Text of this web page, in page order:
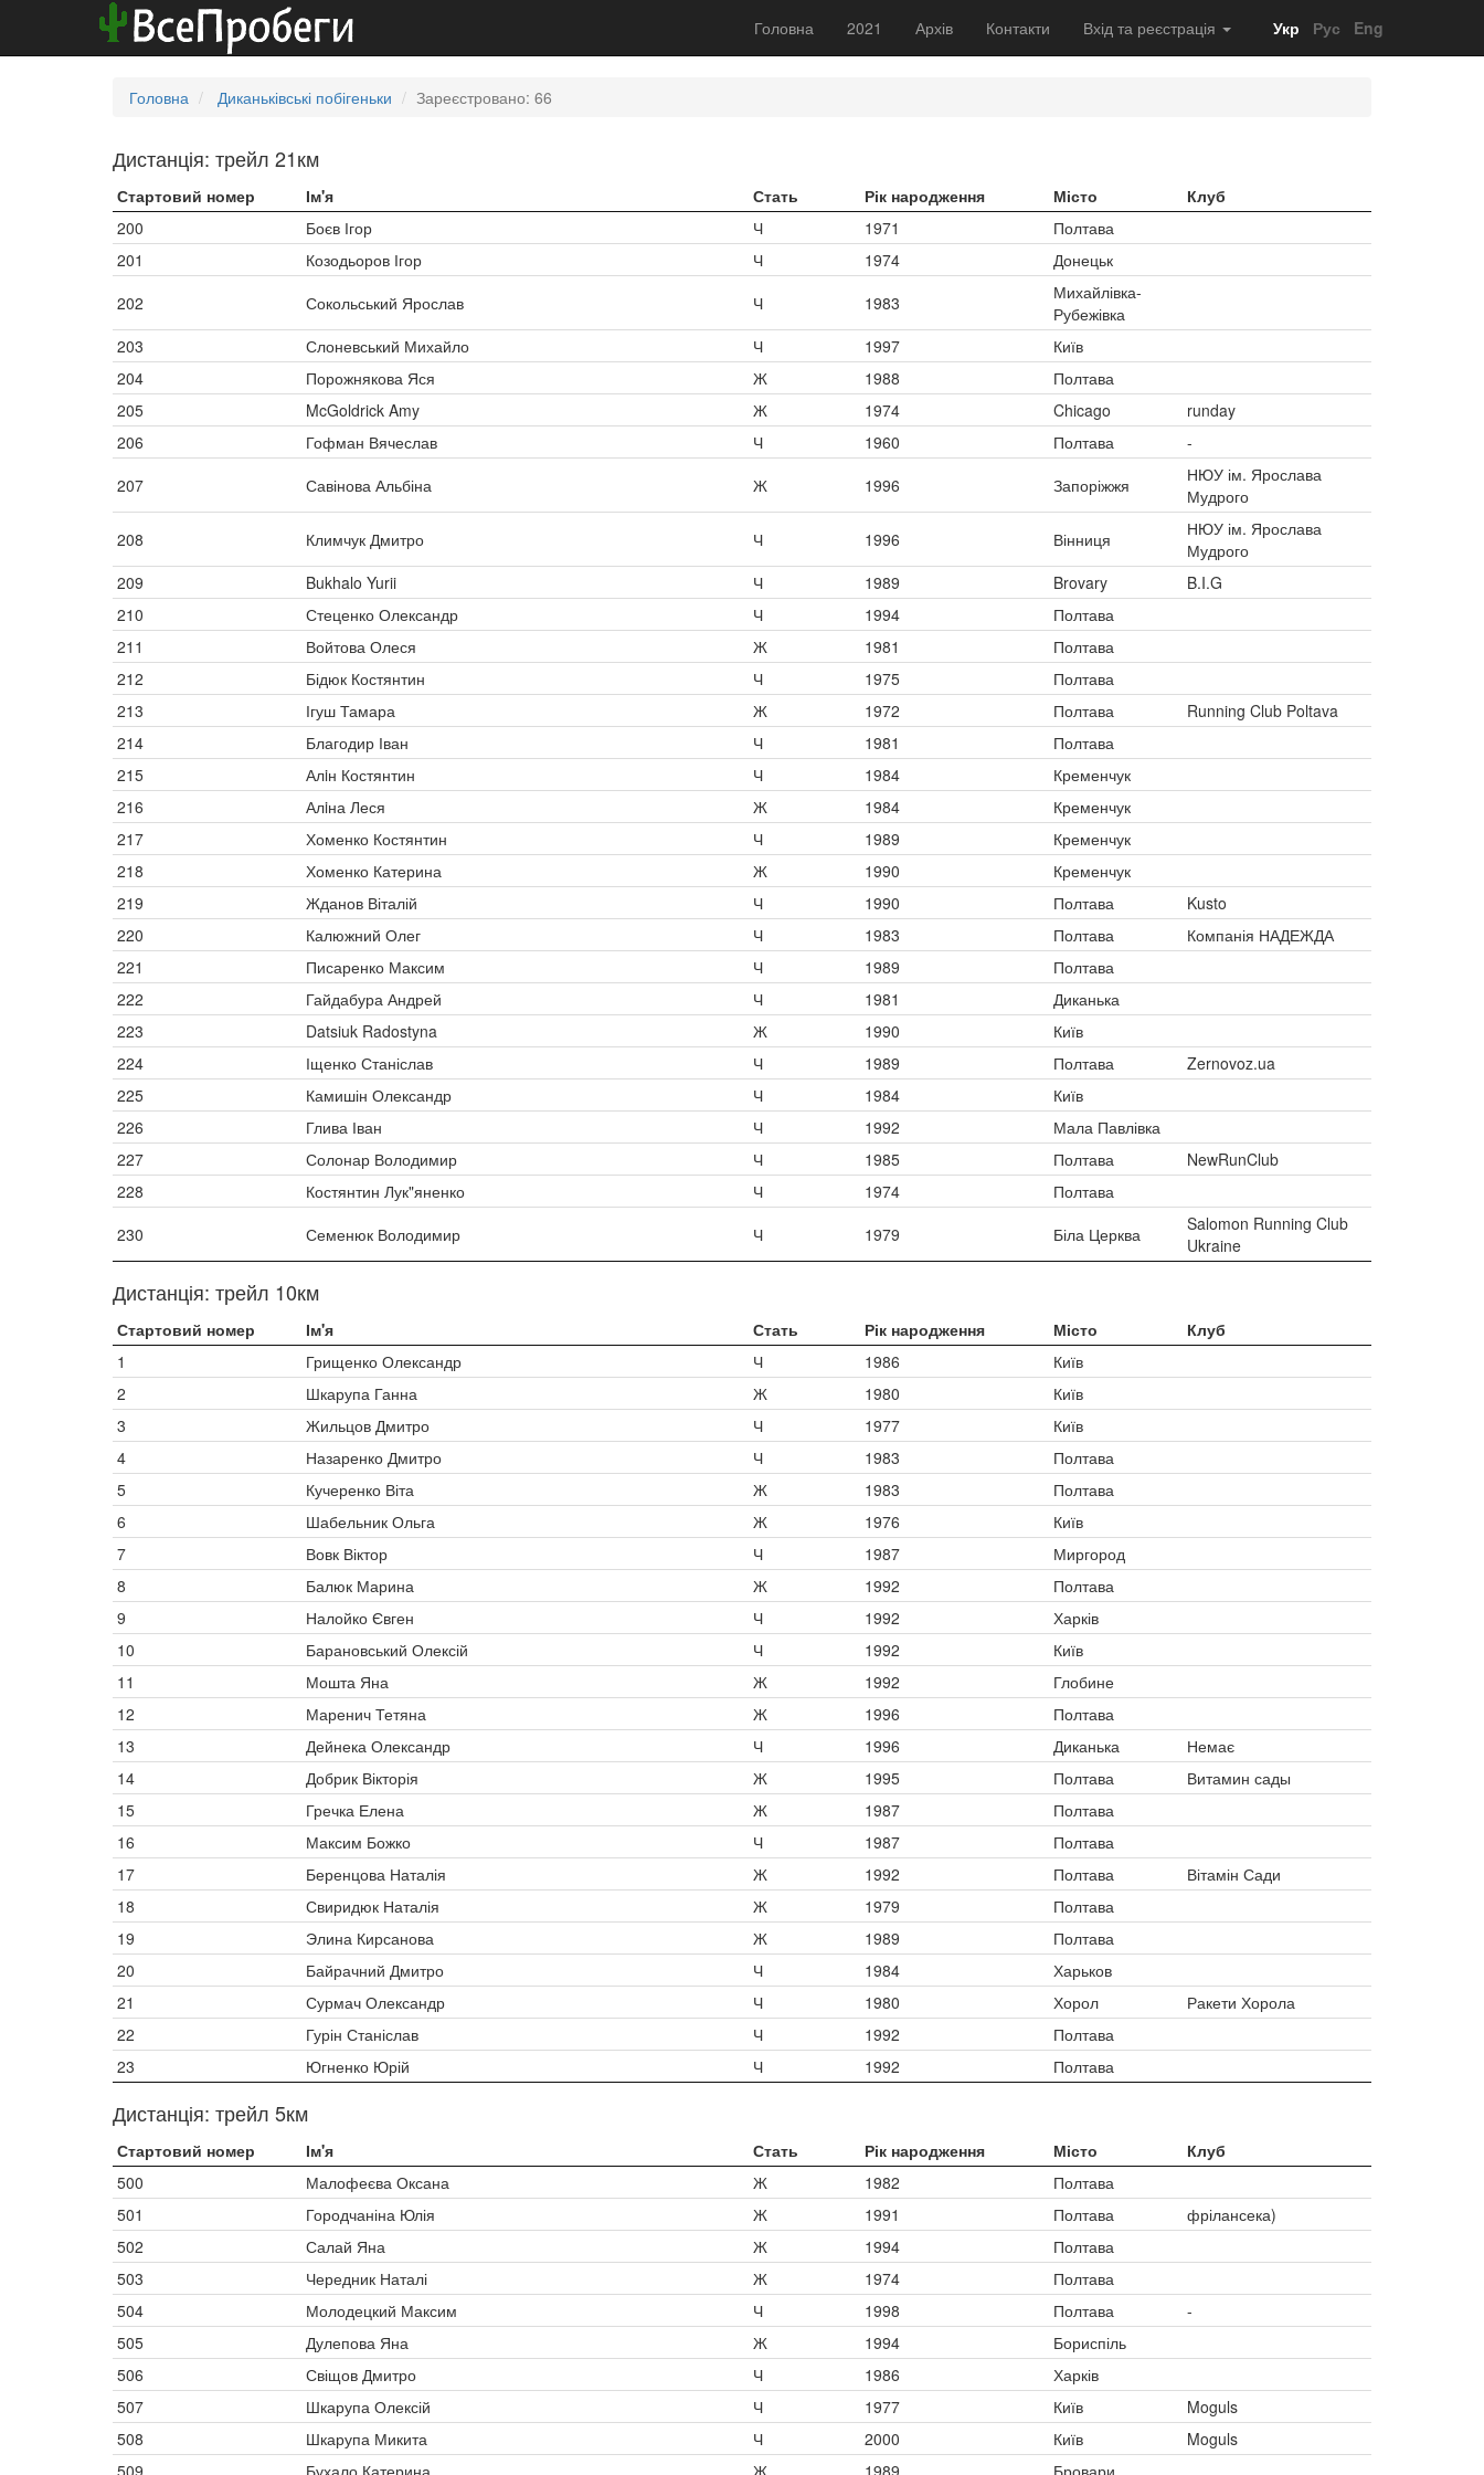
Головна 2021 Архів Контакти Вхід та реєстрація Укр Рус Eng
Головна Диканьківські побігеньки Зареєстровано: 66
Дистанція: трейл 21км
Стартовий номер Ім'я Стать Рік народження Місто
Клуб
200
Боєв Ігор Ч 1971
Полтава
201
Козодьоров Ігор Ч 1974
Донецьк
202
Сокольський Ярослав Ч 1983
Михайлівка-
Рубежівка
203
Слоневський Михайло Ч 1997
Київ
204
Порожнякова Яся Ж 1988
Полтава
205
McGoldrick Amy Ж 1974 Chicago
runday
206
Гофман Вячеслав Ч 1960 Полтава
-
207
Савінова Альбіна Ж 1996 Запоріжжя
НЮУ ім. Ярослава
Мудрого
208
Климчук Дмитро Ч 1996 Вінниця
НЮУ ім. Ярослава
Мудрого
209
Bukhalo Yurii Ч 1989 Brovary
B.I.G
210
Стеценко Олександр Ч 1994
Полтава
211
Войтова Олеся Ж 1981
Полтава
212
Бідюк Костянтин Ч 1975
Полтава
213
Ігуш Тамара Ж 1972 Полтава
Running Club Poltava
214
Благодир Іван Ч 1981
Полтава
215
Алiн Костянтин Ч 1984
Кременчук
216
Алiна Леся Ж 1984
Кременчук
217
Хоменко Костянтин Ч 1989
Кременчук
218
Хоменко Катерина Ж 1990
Кременчук
219
Жданов Віталій Ч 1990 Полтава
Kusto
220
Калюжний Олег Ч 1983 Полтава
Компанія НАДЕЖДА
221
Писаренко Максим Ч 1989
Полтава
222
Гайдабура Андрей Ч 1981
Диканька
223
Datsiuk Radostyna Ж 1990
Київ
224
Іщенко Станіслав Ч 1989 Полтава
Zernovoz.ua
225
Камишін Олександр Ч 1984
Київ
226
Глива Іван Ч 1992
Мала Павлівка
227
Солонар Володимир Ч 1985 Полтава
NewRunClub
228
Костянтин Лук"яненко Ч 1974
Полтава
230
Семенюк Володимир Ч 1979 Біла Церква
Salomon Running Club
Ukraine
Дистанція: трейл 10км
Стартовий номер Ім'я Стать Рік народження Місто
Клуб
1
Грищенко Олександр Ч 1986
Київ
2
Шкарупа Ганна Ж 1980
Київ
3
Жильцов Дмитро Ч 1977
Київ
4
Назаренко Дмитро Ч 1983
Полтава
5
Кучеренко Віта Ж 1983
Полтава
6
Шабельник Ольга Ж 1976
Київ
7
Вовк Віктор Ч 1987
Миргород
8
Балюк Марина Ж 1992
Полтава
9
Налойко Євген Ч 1992
Харків
10
Барановський Олексій Ч 1992
Київ
11
Мошта Яна Ж 1992
Глобине
12
Маренич Тетяна Ж 1996
Полтава
13
Дейнека Олександр Ч 1996 Диканька
Немає
14
Добрик Вікторія Ж 1995 Полтава
Витамин сады
15
Гречка Елена Ж 1987
Полтава
16
Максим Божко Ч 1987
Полтава
17
Беренцова Наталія Ж 1992 Полтава
Вітамін Сади
18
Свиридюк Наталія Ж 1979
Полтава
19
Элина Кирсанова Ж 1989
Полтава
20
Байрачний Дмитро Ч 1984
Харьков
21
Сурмач Олександр Ч 1980 Хорол
Ракети Хорола
22
Гурін Станіслав Ч 1992
Полтава
23
Югненко Юрій Ч 1992 Полтава
Дистанція: трейл 5км
Стартовий номер Ім'я Стать Рік народження Місто
Клуб
500
Малофеєва Оксана Ж 1982
Полтава
501
Городчаніна Юлія Ж 1991 Полтава
фрілансека)
502
Салай Яна Ж 1994
Полтава
503
Чередник Наталі Ж 1974
Полтава
504
Молодецкий Максим Ч 1998 Полтава
-
505
Дулепова Яна Ж 1994
Бориспіль
506
Свіщов Дмитро Ч 1986
Харків
507
Шкарупа Олексій Ч 1977 Київ
Moguls
508
Шкарупа Микита Ч 2000 Київ
Moguls
509
Бухало Катерина Ж 1989 Бровари